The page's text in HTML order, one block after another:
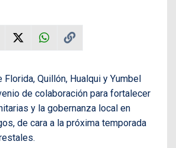
Florida, Quillón, Hualqui y Yumbel
de colaboración para fortalecer
y la gobernanza local en
de cara a la próxima temporada